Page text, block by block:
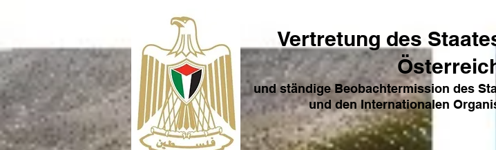
Vertretung des Sta
und ständige Beobachtermission des
und den Internationalen